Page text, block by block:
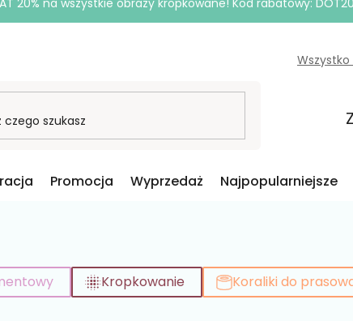
20% na wszystkie obrazy kropkowane! Kod rabatowy:
Promocja Wyprzedaż Najpopularniejsze
Kropkowanie Koraliki do